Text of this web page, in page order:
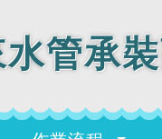
水管承